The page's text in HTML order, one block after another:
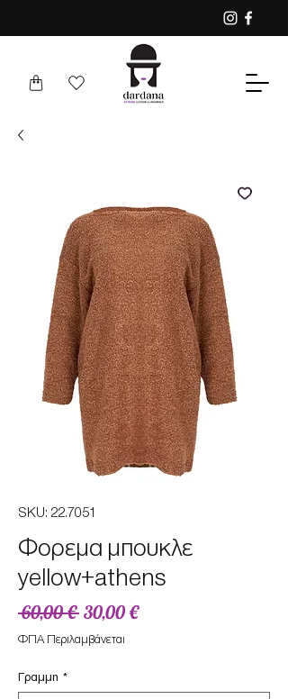
SKU: 22.7051
Φορεμα μπουκλε
yellow+athens
60,00 € Κανονική
τιμή
30,00 €Τιμή
ΦΠΑ Περιλαμβάνεται
Γραμμη *